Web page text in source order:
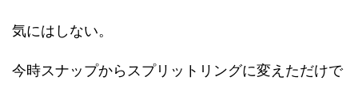
気にはしない。
今時スナップからスプリットリングに変えただけで